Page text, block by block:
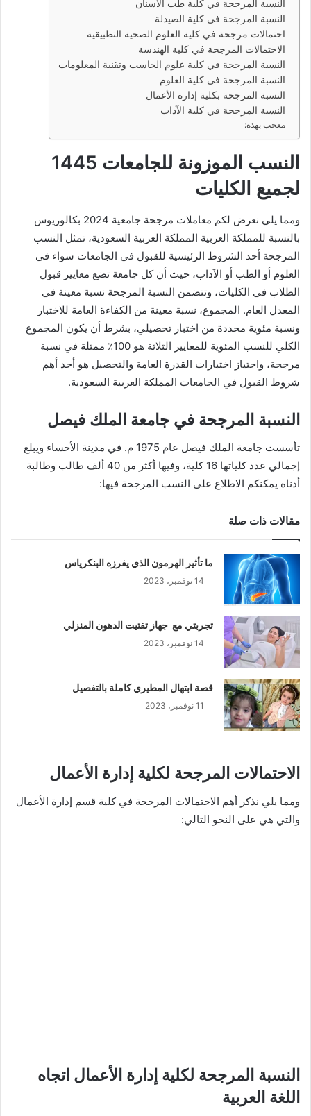
النسبة المرجحة في كلية طب الأسنان
النسبة المرجحة في كلية الصيدلة
احتمالات مرجحة في كلية العلوم الصحية التطبيقية
الاحتمالات المرجحة في كلية الهندسة
النسبة المرجحة في كلية علوم الحاسب وتقنية المعلومات
النسبة المرجحة في كلية العلوم
النسبة المرجحة بكلية إدارة الأعمال
النسبة المرجحة في كلية الآداب
معجب بهذه:
النسب الموزونة للجامعات 1445
لجميع الكليات
ومما يلي نعرض لكم معاملات مرجحة جامعية 2024 بكالوريوس
بالنسبة للمملكة العربية المملكة العربية السعودية، تمثل النسب
المرجحة أحد الشروط الرئيسية للقبول في الجامعات سواء في
العلوم أو الطب أو الآداب، حيث أن كل جامعة تضع معايير قبول
الطلاب في الكليات، وتتضمن النسبة المرجحة نسبة معينة في
المعدل العام. المجموع، نسبة معينة من الكفاءة العامة للاختبار
ونسبة مئوية محددة من اختبار تحصيلي، بشرط أن يكون المجموع
الكلي للنسب المئوية للمعايير الثلاثة هو 100٪ ممثلة في نسبة
مرجحة، واجتياز اختبارات القدرة العامة والتحصيل هو أحد أهم
شروط القبول في الجامعات المملكة العربية السعودية.
النسبة المرجحة في جامعة الملك فيصل
تأسست جامعة الملك فيصل عام 1975 م. في مدينة الأحساء ويبلغ
إجمالي عدد كلياتها 16 كلية، وفيها أكثر من 40 ألف طالب وطالبة
أدناه يمكنكم الاطلاع على النسب المرجحة فيها:
مقالات ذات صلة
ما تأثير الهرمون الذي يفرزه البنكرياس
14 نوفمبر، 2023
تجربتي مع جهاز تفتيت الدهون المنزلي
14 نوفمبر، 2023
قصة ابتهال المطيري كاملة بالتفصيل
11 نوفمبر، 2023
الاحتمالات المرجحة لكلية إدارة الأعمال
ومما يلي نذكر أهم الاحتمالات المرجحة في كلية قسم إدارة الأعمال
والتي هي على النحو التالي:
النسبة المرجحة لكلية إدارة الأعمال اتجاه
اللغة العربية